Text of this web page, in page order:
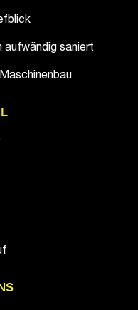
aufwändig saniert